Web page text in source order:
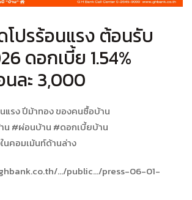
โปรร้อนแรง ต้อนรับ
ดอกเบี้ย 1.54%
ละ 3,000
แรง ปีม้าทอง ของคนซื้อบ้าน
น #ผ่อนบ้าน #ดอกเบี้ยบ้าน
นคอมเม้นท์ด้านล่าง
.../public.../press-06-01-